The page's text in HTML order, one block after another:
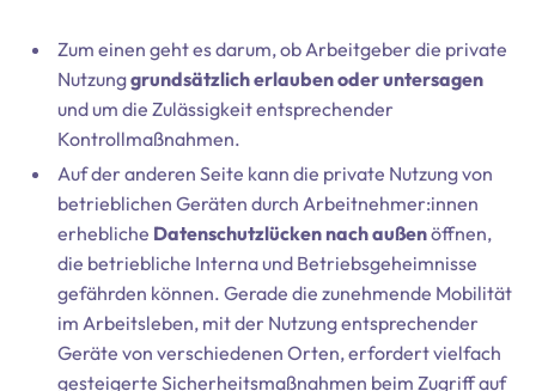
Zum einen geht es darum, ob Arbeitgeber die private
Nutzunggrundsätzlich erlauben oder untersagen
und um die Zulässigkeit entsprechender
Kontrollmaßnahmen.
Auf der anderen Seite kann die private Nutzung von
betrieblichen Geräten durch Arbeitnehmer:innen
erhebliche Datenschutzlücken nach außenöffnen,
die betriebliche Interna und Betriebsgeheimnisse
gefährden können. Gerade die zunehmende Mobilität
im Arbeitsleben, mit der Nutzung entsprechender
Geräte von verschiedenen Orten, erfordert vielfach
gesteigerte Sicherheitsmaßnahmen beim Zugriff auf